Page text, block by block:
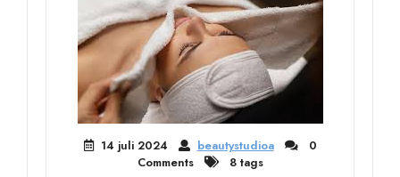
14 juli 2024 beautystudioa
0
Comments
8 tags